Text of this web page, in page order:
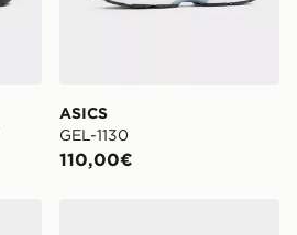
ASICS
GEL-1130
110,00€